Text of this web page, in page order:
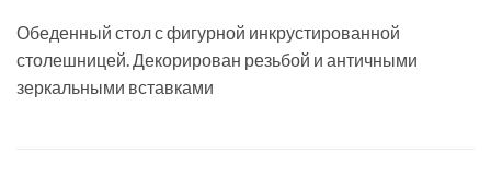
Обеденный стол с фигурной инкрустированной
столешницей. Декорирован резьбой и античными
зеркальными вставками